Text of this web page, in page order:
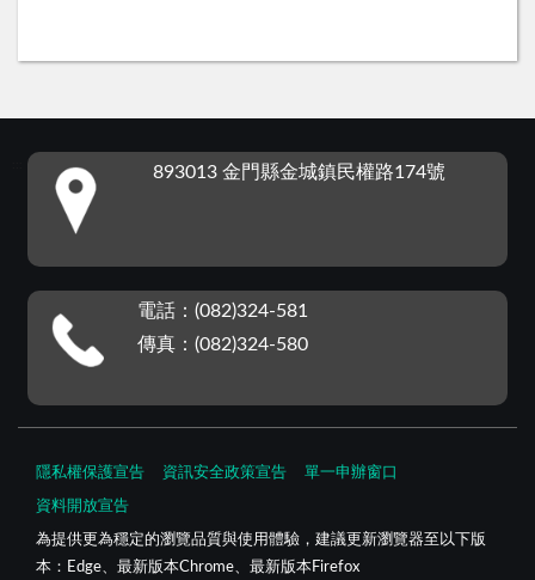
893013 金門縣金城鎮民權路174號
電話：(082)324-581
傳真：(082)324-580
隱私權保護宣告 資訊安全政策宣告 單一申辦窗口
資料開放宣告
為提供更為穩定的瀏覽品質與使用體驗，建議更新瀏覽器至以下版
本：Edge、最新版本Chrome、最新版本Firefox